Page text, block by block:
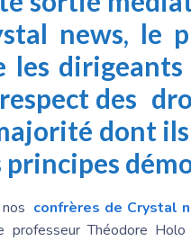
news, le
les dirigeants
des
dont
principes
confrères de Crystal
professeur Théodore